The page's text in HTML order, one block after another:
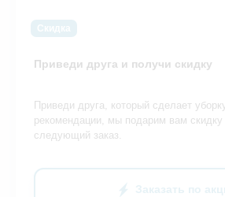
Скидка
Приведи друга и получи скидку
Приведи друга, который сделает
рекомендации, мы подарим вам скидку
следующий заказ.
Заказать по